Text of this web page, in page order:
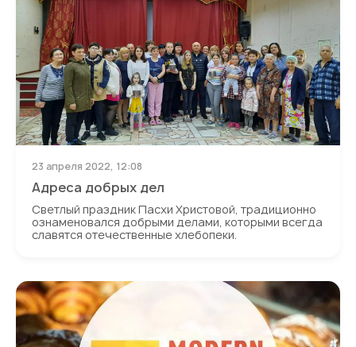
Адреса добрых дел
23 апреля 2022, 12:08
Светлый праздник Пасхи Христовой, традиционно
ознаменовался добрыми делами, которыми всегда
славятся отечественные хлебопеки.